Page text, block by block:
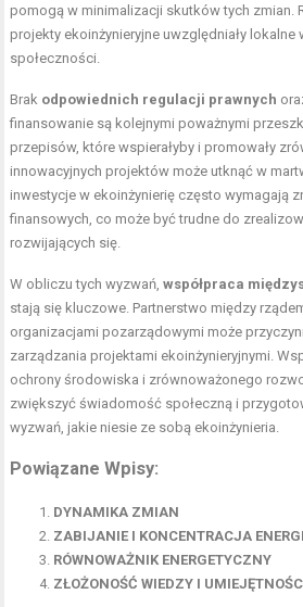
pomogą w minimalizacji skutków tych zmian.
projekty ekoinżynieryjne uwzględniały lokalne
społeczności.
Brak odpowiednich regulacji prawnych
finansowanie są kolejnymi poważnymi
przepisów, które wspierałyby i promowały
innowacyjnych projektów może utknąć w
inwestycje w ekoinżynierię często wymagają
finansowych, co może być trudne do
rozwijających się.
W obliczu tych wyzwań,współpraca
stają się kluczowe. Partnerstwo między
organizacjami pozarządowymi może
zarządzania projektami ekoinżynieryjnymi.
ochrony środowiska i zrównoważonego
zwiększyć świadomość społeczną i
wyzwań, jakie niesie ze sobą ekoinżynieria.
Powiązane Wpisy:
DYNAMIKA ZMIAN
ZABIJANIE I KONCENTRACJA
RÓWNOWAŻNIK ENERGETYCZNY
ZŁOŻONOŚĆ WIEDZY I